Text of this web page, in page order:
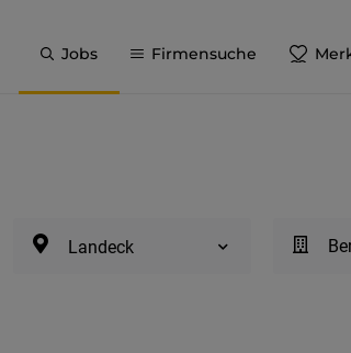
Jobs Firmensuche
Landeck